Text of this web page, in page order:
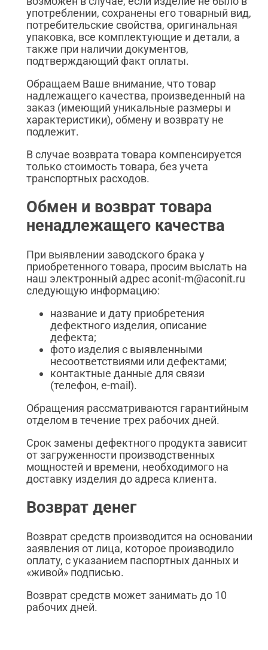
употреблении, сохранены его товарный вид,
потребительские свойства, оригинальная
упаковка, все комплектующие и детали, а
также при наличии документов,
подтверждающий факт оплаты.
Обращаем Ваше внимание, что товар
надлежащего качества, произведенный на
заказ (имеющий уникальные размеры и
характеристики), обмену и возврату не
подлежит.
В случае возврата товара компенсируется
только стоимость товара, без учета
транспортных расходов.
Обмен и возврат товара
ненадлежащего качества
При выявлении заводского брака у
приобретенного товара, просим выслать на
наш электронный адрес aconit-m@aconit.ru
следующую информацию:
название и дату приобретения
дефектного изделия, описание
дефекта;
фото изделия с выявленными
несоответствиями или дефектами;
контактные данные для связи
(телефон, e-mail).
Обращения рассматриваются гарантийным
отделом в течение трех рабочих дней.
Срок замены дефектного продукта зависит
от загруженности производственных
мощностей и времени, необходимого на
доставку изделия до адреса клиента.
Возврат денег
Возврат средств производится на основании
заявления от лица, которое производило
оплату, с указанием паспортных данных и
«живой» подписью.
Возврат средств может занимать до 10
рабочих дней.